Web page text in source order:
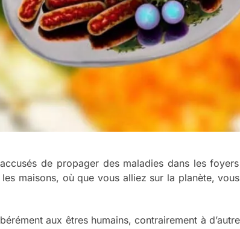
de propager des maladies dans les
maisons, où que vous alliez sur la planète,
aux êtres humains, contrairement à